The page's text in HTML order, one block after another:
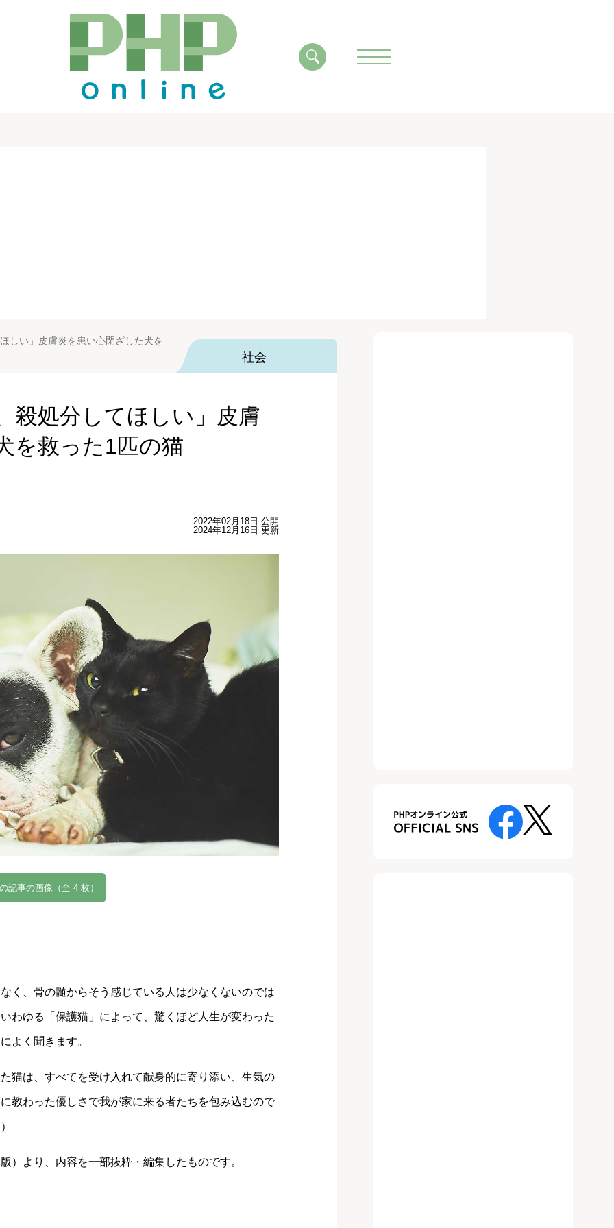
しい」皮膚炎を患い心閉ざした犬を
社会
殺処分してほしい」皮膚
を救った1匹の猫
2022年02月18日 公開
2024年12月16日 更新
記事の画像（全 4 枚）
く、骨の髄からそう感じている人は少なくないのでは
わゆる「保護猫」によって、驚くほど人生が変わった
よく聞きます。
猫は、すべてを受け入れて献身的に寄り添い、生気の
教わった優しさで我が家に来る者たちを包み込むので
より、内容を一部抜粋・編集したものです。